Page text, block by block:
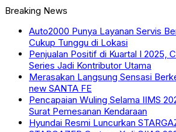
Breaking News
Auto2000 Punya Layanan Servis
Cukup Tunggu di Lokasi
Penjualan Positif di Kuartal I 2025,
Series Jadi Kontributor Utama
Merasakan Langsung Sensasi
new SANTA FE
Pencapaian Wuling Selama IIMS
Surat Pemesanan Kendaraan
Hyundai Resmi Luncurkan